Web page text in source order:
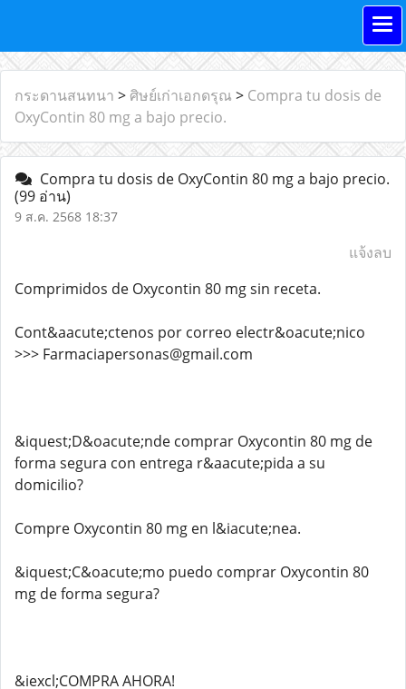
กระดานสนทนา > ศิษย์เก่าเอกดรุณ > Compra tu dosis de
OxyContin 80 mg a bajo precio.
Compra tu dosis de OxyContin 80 mg a bajo precio.
(99 อ่าน)
9 ส.ค. 2568 18:37
แจ้งลบ
Comprimidos de Oxycontin 80 mg sin receta.
Cont&aacute;ctenos por correo electr&oacute;nico
>>> Farmaciapersonas@gmail.com
&iquest;D&oacute;nde comprar Oxycontin 80 mg de
forma segura con entrega r&aacute;pida a su
domicilio?
Compre Oxycontin 80 mg en l&iacute;nea.
&iquest;C&oacute;mo puedo comprar Oxycontin 80
mg de forma segura?
&iexcl;COMPRA AHORA!